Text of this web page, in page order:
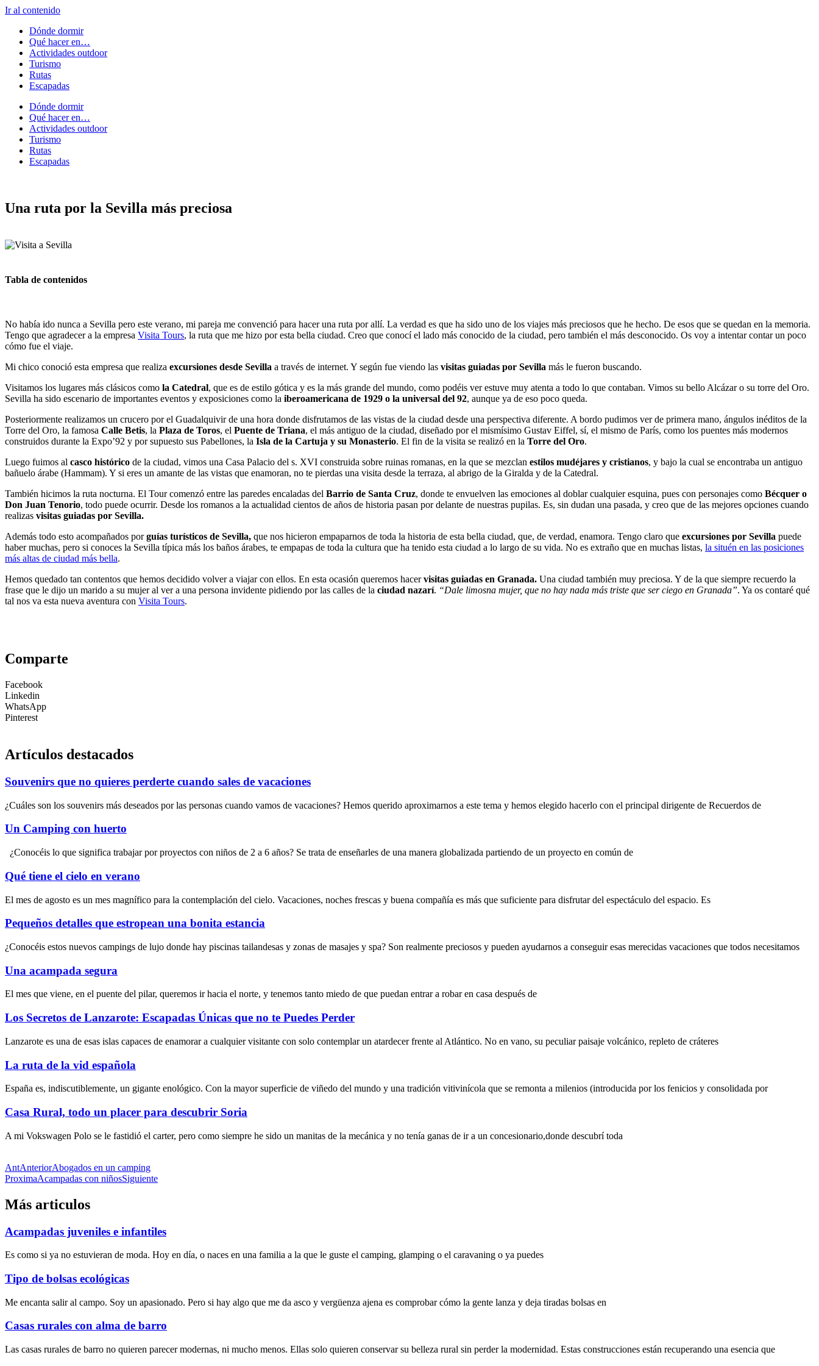
Ir al contenido
Dónde dormir
Qué hacer en…
Actividades outdoor
Turismo
Rutas
Escapadas
Dónde dormir
Qué hacer en…
Actividades outdoor
Turismo
Rutas
Escapadas
Una ruta por la Sevilla más preciosa
Tabla de contenidos
No había ido nunca a Sevilla pero este verano, mi pareja me convenció para hacer una ruta por allí. La verdad es que ha sido uno de los viajes más preciosos que he hecho. De esos que se quedan en la memoria.
Tengo que agradecer a la empresa Visita Tours, la ruta que me hizo por esta bella ciudad. Creo que conocí el lado más conocido de la ciudad, pero también el más desconocido. Os voy a intentar contar un poco
cómo fue el viaje.
Mi chico conoció esta empresa que realiza excursiones desde Sevilla a través de internet. Y según fue viendo las visitas guiadas por Sevilla más le fueron buscando.
Visitamos los lugares más clásicos como la Catedral, que es de estilo gótica y es la más grande del mundo, como podéis ver estuve muy atenta a todo lo que contaban. Vimos su bello Alcázar o su torre del Oro.
Sevilla ha sido escenario de importantes eventos y exposiciones como la iberoamericana de 1929 o la universal del 92, aunque ya de eso poco queda.
Posteriormente realizamos un crucero por el Guadalquivir de una hora donde disfrutamos de las vistas de la ciudad desde una perspectiva diferente. A bordo pudimos ver de primera mano, ángulos inéditos de la
Torre del Oro, la famosa Calle Betis, la Plaza de Toros, el Puente de Triana, el más antiguo de la ciudad, diseñado por el mismísimo Gustav Eiffel, sí, el mismo de París, como los puentes más modernos
construidos durante la Expo’92 y por supuesto sus Pabellones, la Isla de la Cartuja y su Monasterio. El fin de la visita se realizó en la Torre del Oro.
Luego fuimos al casco histórico de la ciudad, vimos una Casa Palacio del s. XVI construida sobre ruinas romanas, en la que se mezclan estilos mudéjares y cristianos, y bajo la cual se encontraba un antiguo
bañuelo árabe (Hammam). Y si eres un amante de las vistas que enamoran, no te pierdas una visita desde la terraza, al abrigo de la Giralda y de la Catedral.
También hicimos la ruta nocturna. El Tour comenzó entre las paredes encaladas del Barrio de Santa Cruz, donde te envuelven las emociones al doblar cualquier esquina, pues con personajes como Bécquer o
Don Juan Tenorio, todo puede ocurrir. Desde los romanos a la actualidad cientos de años de historia pasan por delante de nuestras pupilas. Es, sin dudan una pasada, y creo que de las mejores opciones cuando
realizas visitas guiadas por Sevilla.
Además todo esto acompañados porguías turísticos de Sevilla, que nos hicieron empaparnos de toda la historia de esta bella ciudad, que, de verdad, enamora. Tengo claro que excursiones por Sevilla puede
haber muchas, pero si conoces la Sevilla típica más los baños árabes, te empapas de toda la cultura que ha tenido esta ciudad a lo largo de su vida. No es extraño que en muchas listas, la situén en las posiciones
más altas de ciudad más bella.
Hemos quedado tan contentos que hemos decidido volver a viajar con ellos. En esta ocasión queremos hacervisitas guiadas en Granada. Una ciudad también muy preciosa. Y de la que siempre recuerdo la
frase que le dijo un marido a su mujer al ver a una persona invidente pidiendo por las calles de la ciudad nazarí. “Dale limosna mujer, que no hay nada más triste que ser ciego en Granada”. Ya os contaré qué
tal nos va esta nueva aventura con Visita Tours.
Comparte
Facebook
Linkedin
WhatsApp
Pinterest
Artículos destacados
Souvenirs que no quieres perderte cuando sales de vacaciones
¿Cuáles son los souvenirs más deseados por las personas cuando vamos de vacaciones? Hemos querido aproximarnos a este tema y hemos elegido hacerlo con el principal dirigente de Recuerdos de
Un Camping con huerto
¿Conocéis lo que significa trabajar por proyectos con niños de 2 a 6 años? Se trata de enseñarles de una manera globalizada partiendo de un proyecto en común de
Qué tiene el cielo en verano
El mes de agosto es un mes magnífico para la contemplación del cielo. Vacaciones, noches frescas y buena compañía es más que suficiente para disfrutar del espectáculo del espacio. Es
Pequeños detalles que estropean una bonita estancia
¿Conocéis estos nuevos campings de lujo donde hay piscinas tailandesas y zonas de masajes y spa? Son realmente preciosos y pueden ayudarnos a conseguir esas merecidas vacaciones que todos necesitamos
Una acampada segura
El mes que viene, en el puente del pilar, queremos ir hacia el norte, y tenemos tanto miedo de que puedan entrar a robar en casa después de
Los Secretos de Lanzarote: Escapadas Únicas que no te Puedes Perder
Lanzarote es una de esas islas capaces de enamorar a cualquier visitante con solo contemplar un atardecer frente al Atlántico. No en vano, su peculiar paisaje volcánico, repleto de cráteres
La ruta de la vid española
España es, indiscutiblemente, un gigante enológico. Con la mayor superficie de viñedo del mundo y una tradición vitivinícola que se remonta a milenios (introducida por los fenicios y consolidada por
Casa Rural, todo un placer para descubrir Soria
A mi Vokswagen Polo se le fastidió el carter, pero como siempre he sido un manitas de la mecánica y no tenía ganas de ir a un concesionario,donde descubrí toda
AntAnteriorAbogados en un camping
ProximaAcampadas con niñosSiguiente
Más articulos
Acampadas juveniles e infantiles
Es como si ya no estuvieran de moda. Hoy en día, o naces en una familia a la que le guste el camping, glamping o el caravaning o ya puedes
Tipo de bolsas ecológicas
Me encanta salir al campo. Soy un apasionado. Pero si hay algo que me da asco y vergüenza ajena es comprobar cómo la gente lanza y deja tiradas bolsas en
Casas rurales con alma de barro
Las casas rurales de barro no quieren parecer modernas, ni mucho menos. Ellas solo quieren conservar su belleza rural sin perder la modernidad. Estas construcciones están recuperando una esencia que